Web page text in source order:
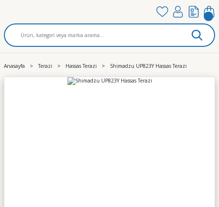
Anasayfa Terazi Hassas Terazi Shimadzu UP823Y Hassas Terazi